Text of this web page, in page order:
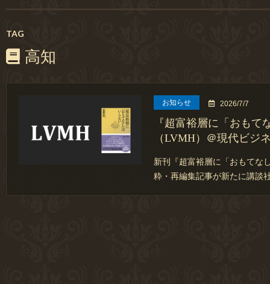
TAG
高知
お知らせ 2026/7/7
『超富裕層に「おもて
（LVMH）＠現代ビジ
新刊『超富裕層に「おもてな
粋・再編集記事が新たに講談